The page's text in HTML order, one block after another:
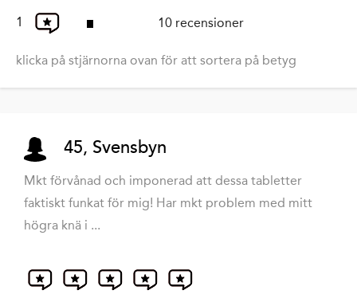
1 10 recensioner
klicka på stjärnorna ovan för att sortera på betyg
45, Svensbyn
Mkt förvånad och imponerad att dessa tabletter
faktiskt funkat för mig! Har mkt problem med mitt
högra knä i ...